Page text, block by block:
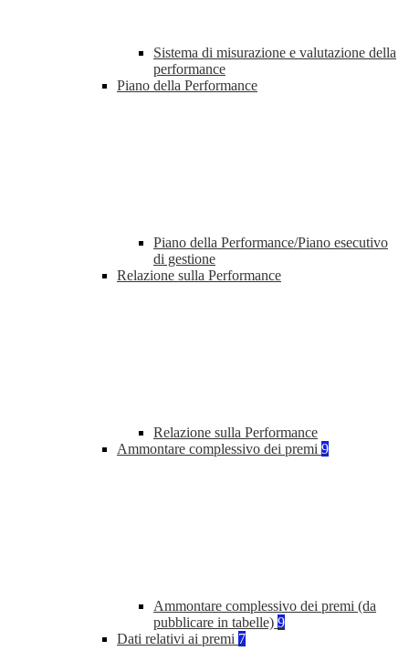
Sistema di misurazione e valutazione della
performance
Piano della Performance
Piano della Performance/Piano esecutivo
di gestione
Relazione sulla Performance
Relazione sulla Performance
Ammontare complessivo dei premi 9
Ammontare complessivo dei premi (da
pubblicare in tabelle) 9
Dati relativi ai premi 7